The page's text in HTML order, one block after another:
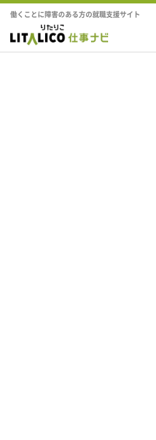
働くことに障害のある方の就職支援サイト